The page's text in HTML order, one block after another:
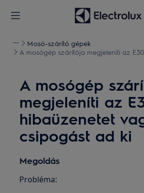
Mosó-szárító gépek
A mosógép szárítója megjeleníti az
A mosógép
megjeleníti az
hibaüzenetet
csipogást ad ki
Megoldás
Probléma: